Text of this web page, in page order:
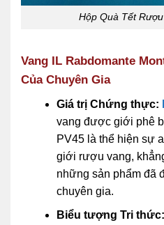
Hộp Quà Tết
Vang IL Rabdomante
Của Chuyên Gia
Giá trị Chứng thực:
vang được giới phê
PV45 là thể hiện sự
giới rượu vang,
những sản phẩm đã
chuyên gia.
Biểu tượng Tri thức: